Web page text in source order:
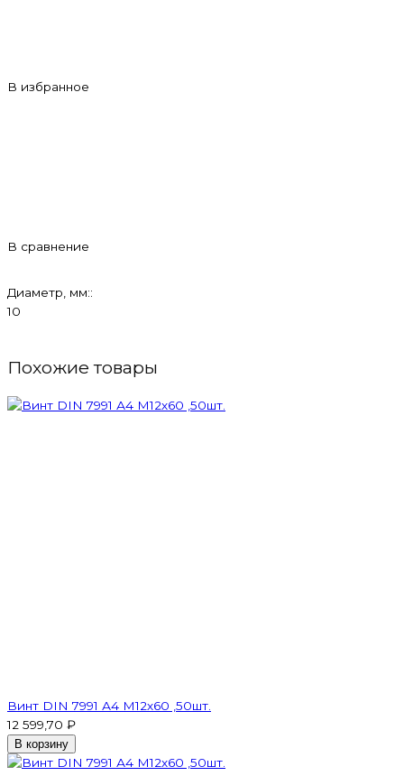
В избранное
В сравнение
Диаметр, мм::
10
Похожие товары
Винт DIN 7991 А4 M12х60 ,50шт.
12 599,70 ₽
В корзину